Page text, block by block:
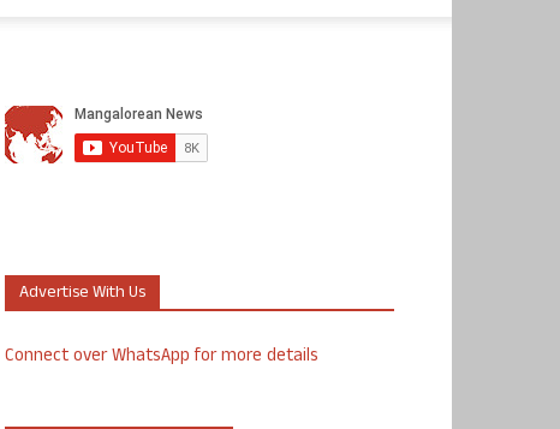
Advertise With Us
Connect over WhatsApp for more details